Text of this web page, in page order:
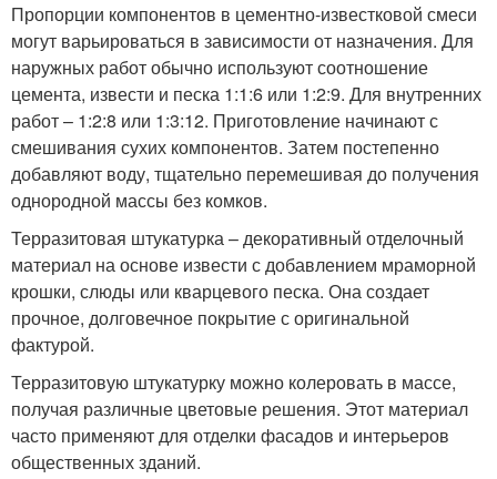
Пропорции компонентов в цементно-известковой смеси
могут варьироваться в зависимости от назначения. Для
наружных работ обычно используют соотношение
цемента, извести и песка 1:1:6 или 1:2:9. Для внутренних
работ – 1:2:8 или 1:3:12. Приготовление начинают с
смешивания сухих компонентов. Затем постепенно
добавляют воду, тщательно перемешивая до получения
однородной массы без комков.
Терразитовая штукатурка – декоративный отделочный
материал на основе извести с добавлением мраморной
крошки, слюды или кварцевого песка. Она создает
прочное, долговечное покрытие с оригинальной
фактурой.
Терразитовую штукатурку можно колеровать в массе,
получая различные цветовые решения. Этот материал
часто применяют для отделки фасадов и интерьеров
общественных зданий.